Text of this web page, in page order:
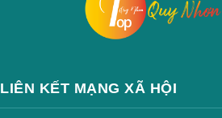
LIÊN KẾT MẠNG XÃ HỘI